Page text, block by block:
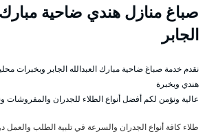
صباغ منازل هندي ضاحية مبارك
الجابر
نقدم خدمة صباغ ضاحية مبارك العبدالله الجابر وبخبرات
هندي وبخبرة
عالية ونؤمن لكم أفضل أنواع الطلاء للجدران والمفروشات
طلاء كافة أنواع الجدران والسرعة في تلبية الطلب